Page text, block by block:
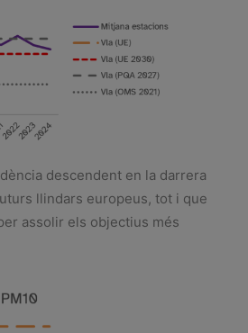
descendent en la darrera
llindars europeus, tot i que
assolir els objectius més